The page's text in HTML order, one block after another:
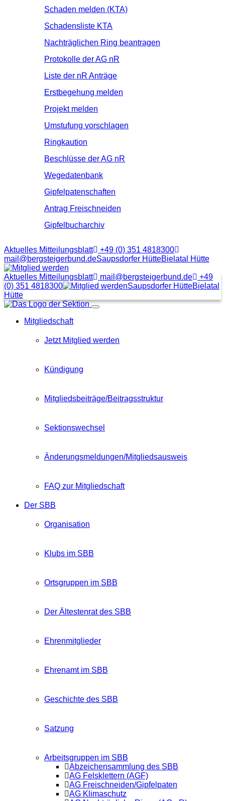
Schaden melden (KTA)
Schadensliste KTA
Nachträglichen Ring beantragen
Protokolle der AG nR
Liste der nR Anträge
Erstbegehung melden
Projekt melden
Umstufung vorschlagen
Ringkaution
Beschlüsse der AG nR
Wegedatenbank
Gipfelpatenschaften
Antrag Freischneiden
Gipfelbucharchiv
Aktuelles Mitteilungsblatt
+49 (0) 351 4818300
mail@bergsteigerbund.deSaupsdorfer HütteBielatal Hütte
Klick
auf
Link
man
Beitragsformular
Aktuelles Mitteilungsblatt mail@bergsteigerbund.de
+49
(0) 351 4818300
Saupsdorfer HütteBielatal
Hütte
Menübutton
Mitgliedschaft
Jetzt Mitglied werden
Kündigung
Mitgliedsbeiträge/Beitragsstruktur
Sektionswechsel
Änderungsmeldungen/Mitgliedsausweis
FAQ zur Mitgliedschaft
Der SBB
Organisation
Klubs im SBB
Ortsgruppen im SBB
Der Ältestenrat des SBB
Ehrenmitglieder
Ehrenamt im SBB
Geschichte des SBB
Satzung
Arbeitsgruppen im SBB
Abzeichensammlung des SBB
AG Felsklettern (AGF)
AG Freischneiden/Gipfelpaten
AG Klimaschutz